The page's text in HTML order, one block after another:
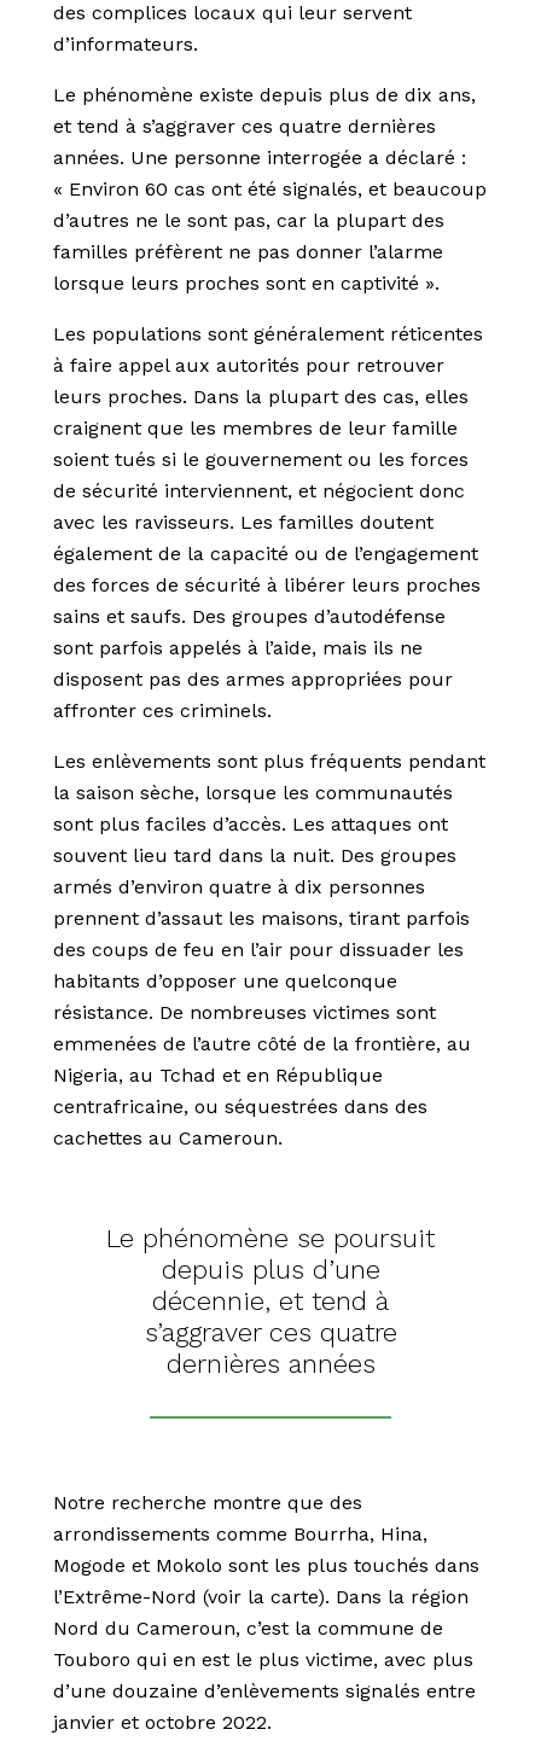
des complices locaux qui leur servent
d’informateurs.
Le phénomène existe depuis plus de dix ans,
et tend à s’aggraver ces quatre dernières
années. Une personne interrogée a déclaré :
« Environ 60 cas ont été signalés, et beaucoup
d’autres ne le sont pas, car la plupart des
familles préfèrent ne pas donner l’alarme
lorsque leurs proches sont en captivité ».
Les populations sont généralement réticentes
à faire appel aux autorités pour retrouver
leurs proches. Dans la plupart des cas, elles
craignent que les membres de leur famille
soient tués si le gouvernement ou les forces
de sécurité interviennent, et négocient donc
avec les ravisseurs. Les familles doutent
également de la capacité ou de l’engagement
des forces de sécurité à libérer leurs proches
sains et saufs. Des groupes d’autodéfense
sont parfois appelés à l’aide, mais ils ne
disposent pas des armes appropriées pour
affronter ces criminels.
Les enlèvements sont plus fréquents pendant
la saison sèche, lorsque les communautés
sont plus faciles d’accès. Les attaques ont
souvent lieu tard dans la nuit. Des groupes
armés d’environ quatre à dix personnes
prennent d’assaut les maisons, tirant parfois
des coups de feu en l’air pour dissuader les
habitants d’opposer une quelconque
résistance. De nombreuses victimes sont
emmenées de l’autre côté de la frontière, au
Nigeria, au Tchad et en République
centrafricaine, ou séquestrées dans des
cachettes au Cameroun.
Le phénomène se poursuit
depuis plus d’une
décennie, et tend à
s’aggraver ces quatre
dernières années
Notre recherche montre que des
arrondissements comme Bourrha, Hina,
Mogode et Mokolo sont les plus touchés dans
l’Extrême-Nord (voir la carte). Dans la région
Nord du Cameroun, c’est la commune de
Touboro qui en est le plus victime, avec plus
d’une douzaine d’enlèvements signalés entre
janvier et octobre 2022.